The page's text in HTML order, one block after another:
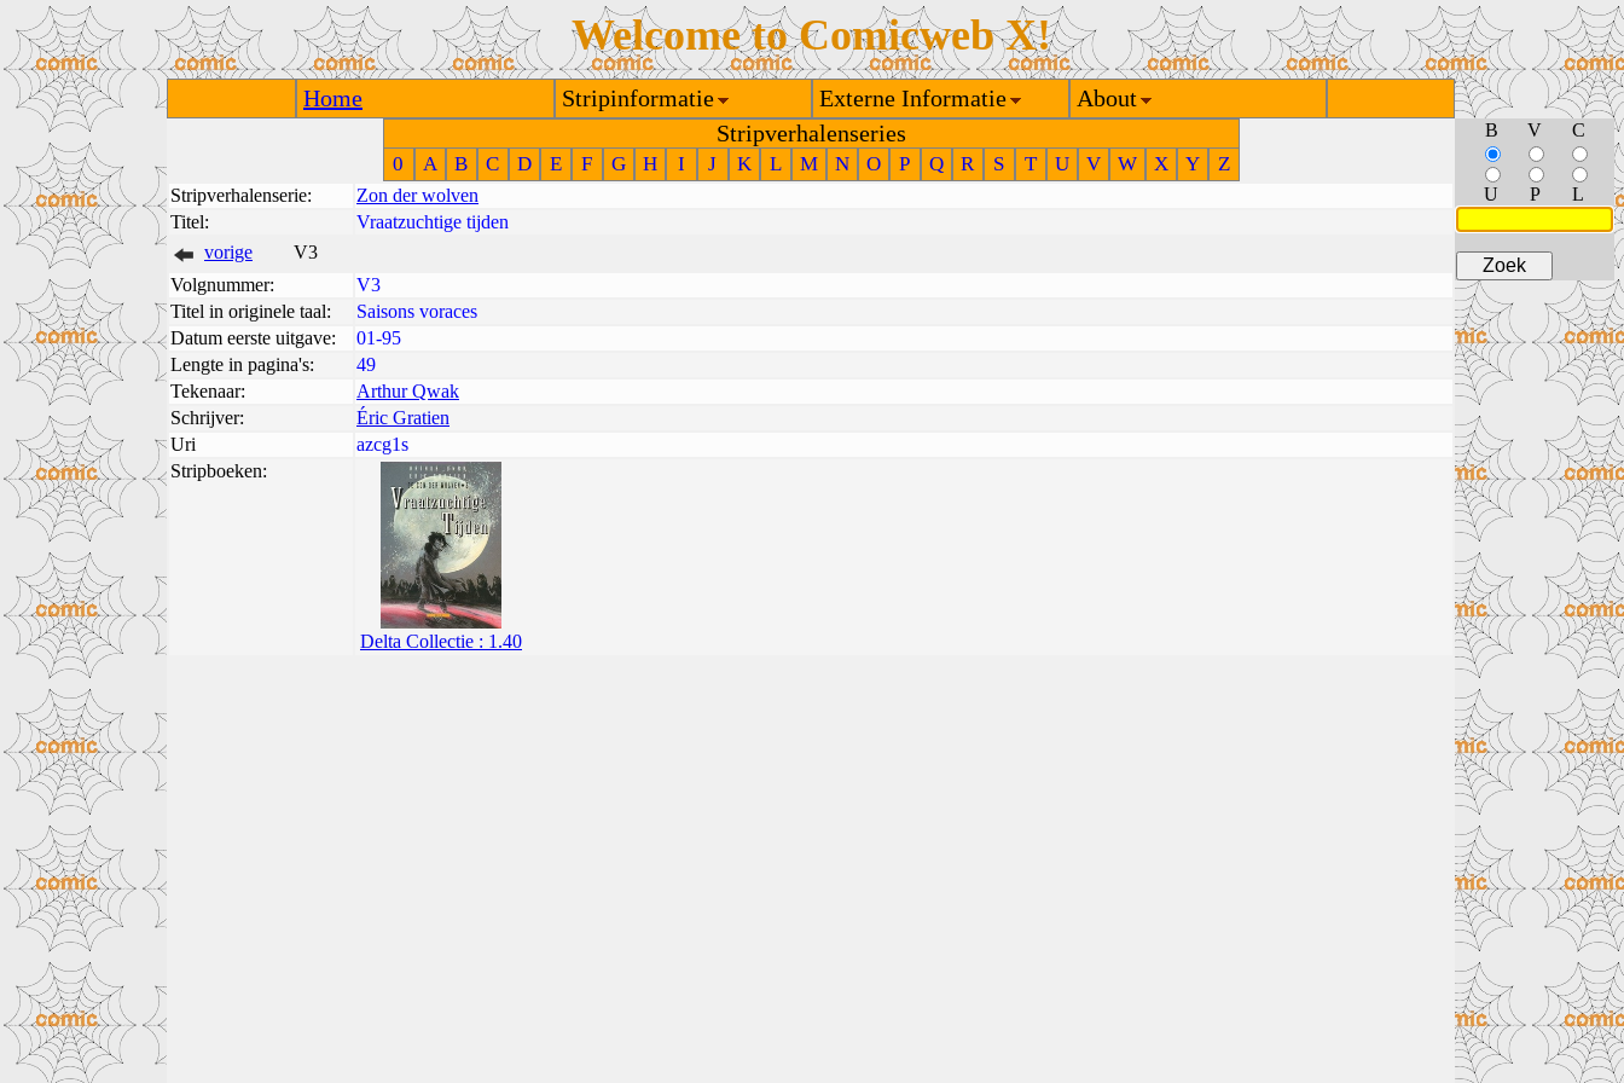
Welcome to Comicweb X!
Home Stripinformatie Externe Informatie
About
Stripverhalenseries
0 A B C D E F G H I J K L M N O P Q R S T U V W X Y Z
Stripverhalenserie:
Zon der wolven
Titel:
Vraatzuchtige tijden
vorige
V3
Volgnummer:
V3
Titel in originele taal:
Saisons voraces
Datum eerste uitgave:
01-95
Lengte in pagina's:
49
Tekenaar:
Arthur Qwak
Schrijver:
Éric Gratien
Uri
azcg1s
Stripboeken:
Delta Collectie : 1.40
B V C
U P L